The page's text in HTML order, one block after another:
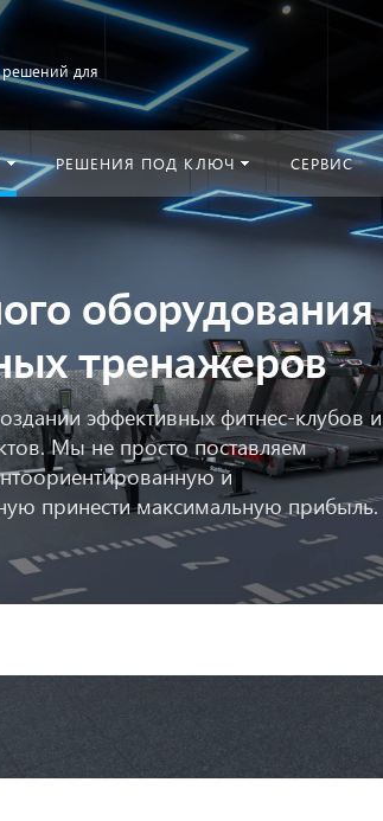
решений для
РЕШЕНИЯ ПОД КЛЮЧ СЕРВИС
оборудования
тренажеров
эффективных фитнес-клубов и
Мы не просто поставляем
и
принести максимальную прибыль.